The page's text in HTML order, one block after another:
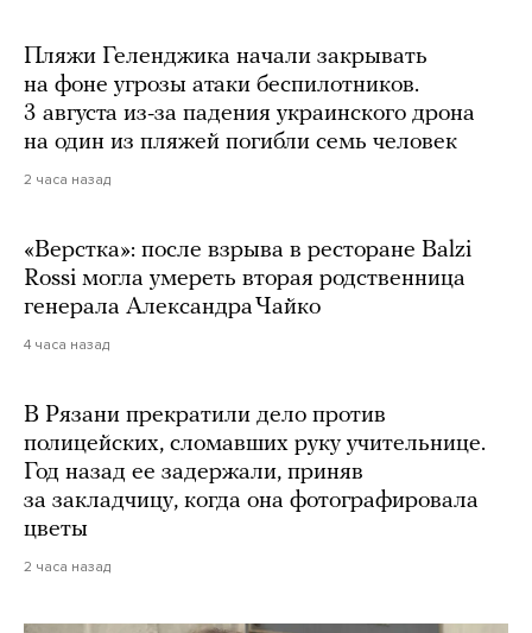
Пляжи Геленджика начали закрывать
на фоне угрозы атаки беспилотников.
3 августа из-за падения украинского дрона
на один из пляжей погибли семь человек
2 часа назад
«Верстка»: после взрыва в ресторане Balzi
Rossi могла умереть вторая родственница
генерала Александра Чайко
4 часа назад
В Рязани прекратили дело против
полицейских, сломавших руку учительнице.
Год назад ее задержали, приняв
за закладчицу, когда она фотографировала
цветы
2 часа назад